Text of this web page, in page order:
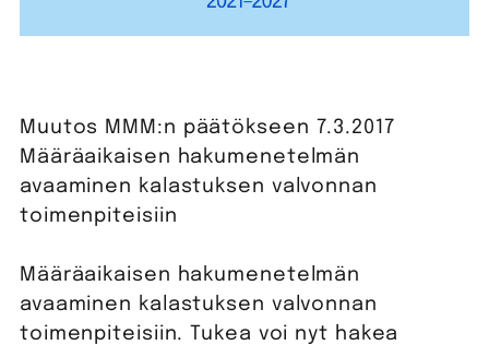
Muutos MMM:n päätökseen 7.3.2017
Määräaikaisen hakumenetelmän
avaaminen kalastuksen valvonnan
toimenpiteisiin
Määräaikaisen hakumenetelmän
avaaminen kalastuksen valvonnan
toimenpiteisiin. Tukea voi nyt hakea